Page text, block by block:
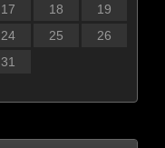
17 18
19
24 25
26
31